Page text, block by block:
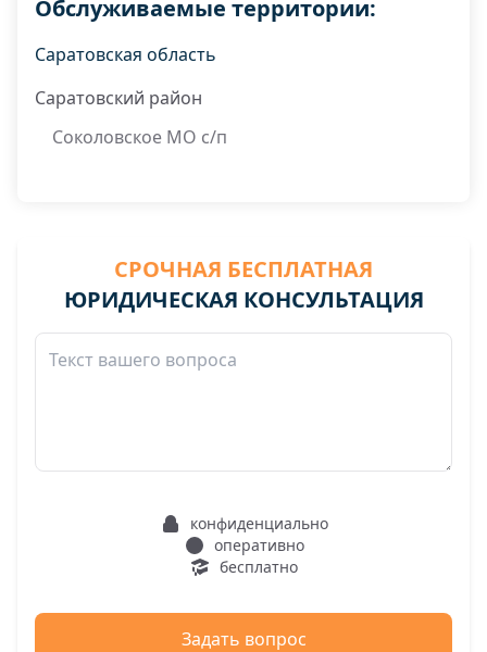
Обслуживаемые территории:
Саратовская область
Саратовский район
Соколовское МО с/п
СРОЧНАЯ БЕСПЛАТНАЯ
ЮРИДИЧЕСКАЯ КОНСУЛЬТАЦИЯ
конфиденциально
оперативно
бесплатно
Задать вопрос